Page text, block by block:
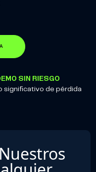
SIN RIESGO
significativo de pérdida